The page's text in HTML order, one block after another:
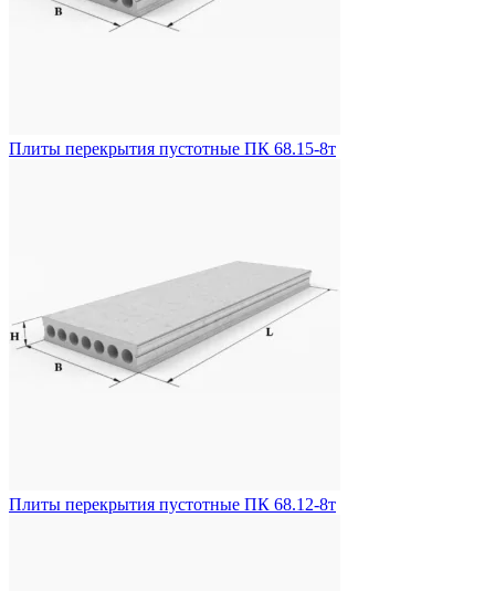
Плиты перекрытия пустотные ПК 68.15-8т
Плиты перекрытия пустотные ПК 68.12-8т